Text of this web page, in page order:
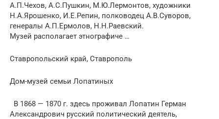
А.П.Чехов, А.С.Пушкин, М.Ю.Лермонтов, художники
Н.А.Ярошенко, И.Е.Репин, полководец А.В.Суворов,
генералы А.П.Ермолов, Н.Н.Раевский.
Музей располагает этнографиче …
Ставропольский край, Ставрополь
Дом-музей семьи Лопатиных
В 1868 — 1870 г. здесь проживал Лопатин Герман
Александрович русский политический деятель,